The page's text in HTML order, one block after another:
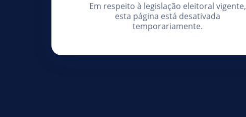
Em respeito à legislação eleitoral vigente,
esta página está desativada
temporariamente.